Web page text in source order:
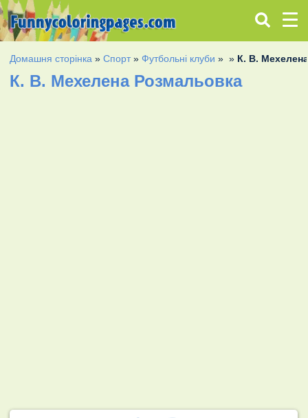
Домашня сторінка »Спорт»Футбольні клуби » » К. В.
К. В. Мехелена Розмальовка